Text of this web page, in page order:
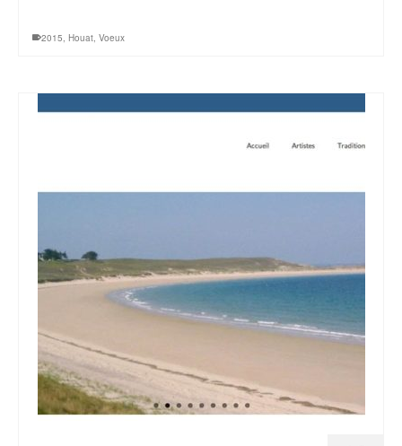
2015 Houat Voeux